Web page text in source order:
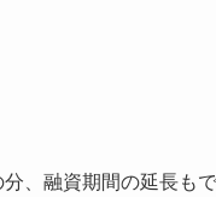
、融資期間の延長もで